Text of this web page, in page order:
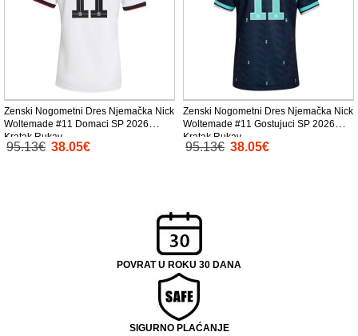
Zenski Nogometni Dres Njemačka Nick
Woltemade #11 Domaci SP 2026
Kratak Rukav
95.13€ 38.05€
Zenski Nogometni Dres Njemačka Nick
Woltemade #11 Gostujuci SP 2026
Kratak Rukav
95.13€ 38.05€
POVRAT U ROKU 30 DANA
SIGURNO PLAĆANJE